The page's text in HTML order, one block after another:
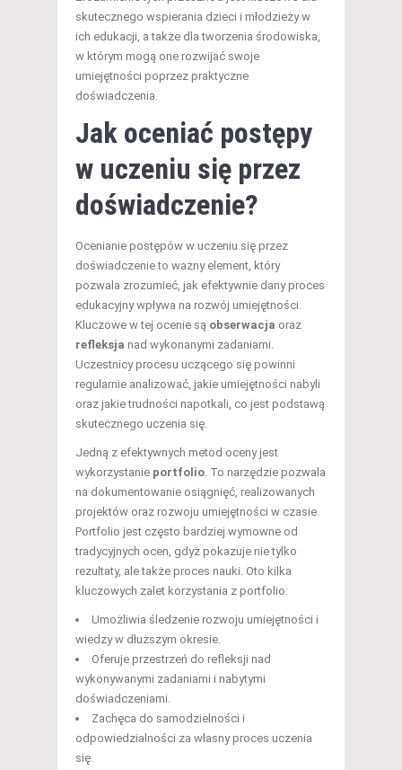
skutecznego wspierania dzieci i młodzieży w
ich edukacji, a także dla tworzenia środowiska,
w którym mogą one rozwijać swoje
umiejętności poprzez praktyczne
doświadczenia.
Jak oceniać postępy
w uczeniu się przez
doświadczenie?
Ocenianie postępów w uczeniu się przez
doświadczenie to ważny element, który
pozwala zrozumieć, jak efektywnie dany proces
edukacyjny wpływa na rozwój umiejętności.
Kluczowe w tej ocenie są obserwacja oraz
refleksja nad wykonanymi zadaniami.
Uczestnicy procesu uczącego się powinni
regularnie analizować, jakie umiejętności nabyli
oraz jakie trudności napotkali, co jest podstawą
skutecznego uczenia się.
Jedną z efektywnych metod oceny jest
wykorzystanie portfolio. To narzędzie pozwala
na dokumentowanie osiągnięć, realizowanych
projektów oraz rozwoju umiejętności w czasie.
Portfolio jest często bardziej wymowne od
tradycyjnych ocen, gdyż pokazuje nie tylko
rezultaty, ale także proces nauki. Oto kilka
kluczowych zalet korzystania z portfolio:
Umożliwia śledzenie rozwoju umiejętności i
wiedzy w dłuższym okresie.
Oferuje przestrzeń do refleksji nad
wykonywanymi zadaniami i nabytymi
doświadczeniami.
Zachęca do samodzielności i
odpowiedzialności za własny proces uczenia
się.